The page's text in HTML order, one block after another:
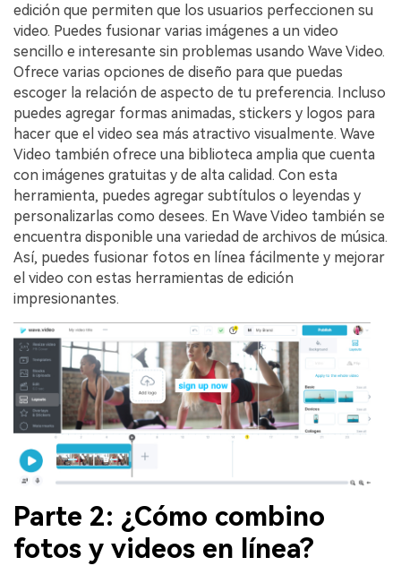
edición que permiten que los usuarios perfeccionen su
video. Puedes fusionar varias imágenes a un video
sencillo e interesante sin problemas usando Wave Video.
Ofrece varias opciones de diseño para que puedas
escoger la relación de aspecto de tu preferencia. Incluso
puedes agregar formas animadas, stickers y logos para
hacer que el video sea más atractivo visualmente. Wave
Video también ofrece una biblioteca amplia que cuenta
con imágenes gratuitas y de alta calidad. Con esta
herramienta, puedes agregar subtítulos o leyendas y
personalizarlas como desees. En Wave Video también se
encuentra disponible una variedad de archivos de música.
Así, puedes fusionar fotos en línea fácilmente y mejorar
el video con estas herramientas de edición
impresionantes.
Parte 2: ¿Cómo combino
fotos y videos en línea?